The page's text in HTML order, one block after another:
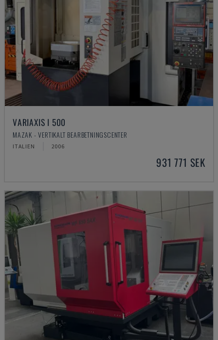
VARIAXIS I 500
MAZAK - VERTIKALT BEARBETNINGSCENTER
ITALIEN 2006
931 771 SEK